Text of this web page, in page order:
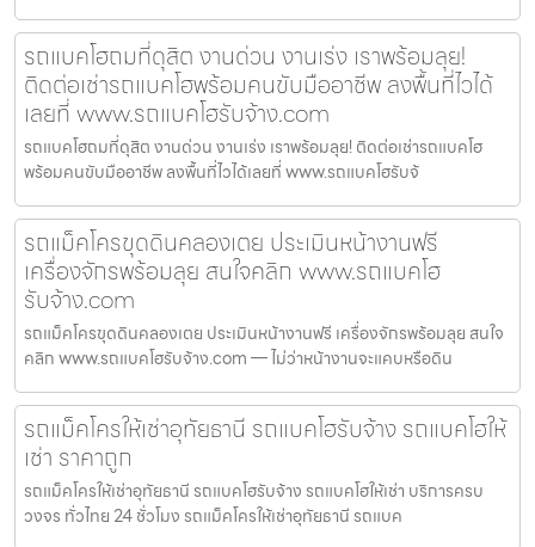
รถแบคโฮถมที่ดุสิต งานด่วน งานเร่ง เราพร้อมลุย!
ติดต่อเช่ารถแบคโฮพร้อมคนขับมืออาชีพ ลงพื้นที่ไวได้
เลยที่ www.รถแบคโฮรับจ้าง.com
รถแบคโฮถมที่ดุสิต งานด่วน งานเร่ง เราพร้อมลุย! ติดต่อเช่ารถแบคโฮ
พร้อมคนขับมืออาชีพ ลงพื้นที่ไวได้เลยที่ www.รถแบคโฮรับจ้
รถแม็คโครขุดดินคลองเตย ประเมินหน้างานฟรี
เครื่องจักรพร้อมลุย สนใจคลิก www.รถแบคโฮ
รับจ้าง.com
รถแม็คโครขุดดินคลองเตย ประเมินหน้างานฟรี เครื่องจักรพร้อมลุย สนใจ
คลิก www.รถแบคโฮรับจ้าง.com — ไม่ว่าหน้างานจะแคบหรือดิน
รถแม็คโครให้เช่าอุทัยธานี รถแบคโฮรับจ้าง รถแบคโฮให้
เช่า ราคาถูก
รถแม็คโครให้เช่าอุทัยธานี รถแบคโฮรับจ้าง รถแบคโฮให้เช่า บริการครบ
วงจร ทั่วไทย 24 ชั่วโมง รถแม็คโครให้เช่าอุทัยธานี รถแบค